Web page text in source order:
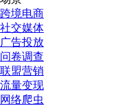
跨境电商
社交媒体
广告投放
问卷调查
联盟营销
流量变现
网络爬虫